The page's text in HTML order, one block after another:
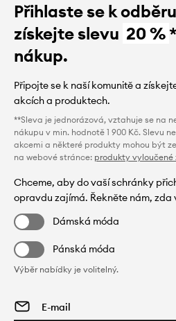
Přihlaste se k
získejte slevu 20 %
nákup.
Připojte se k naší komunitě a
akcích a produktech.
**Sleva je jednorázová, vztahuje se na
nákupu v min. hodnotě 1 900 Kč. Slevu
akcemi a některé produkty mohou být
na webové stránce: produkty vyloučené
Chceme, aby do vaší schránky
opravdu zajímá. Řekněte nám, zda
Dámská móda
Pánská móda
Výběr nabídky je volitelný.